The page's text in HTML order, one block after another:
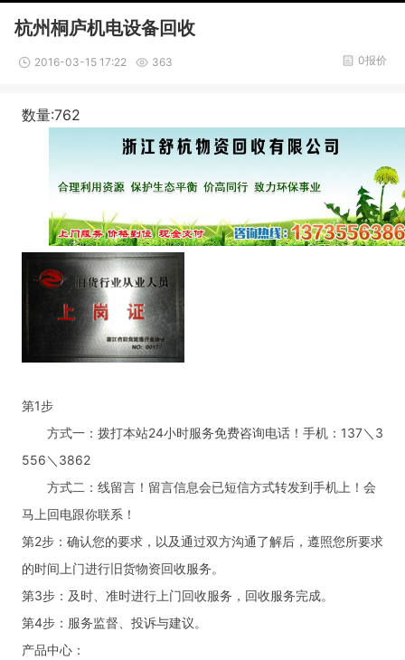
杭州桐庐机电设备回收
2016-03-15 17:22 363 0报价
数量:762
第1步
方式一：拨打本站24小时服务免费咨询电话！手机：137＼3
556＼3862
方式二：线留言！留言信息会已短信方式转发到手机上！会
马上回电跟你联系！
第2步：确认您的要求，以及通过双方沟通了解后，遵照您所要求
的时间上门进行旧货物资回收服务。
第3步：及时、准时进行上门回收服务，回收服务完成。
第4步：服务监督、投诉与建议。
产品中心：